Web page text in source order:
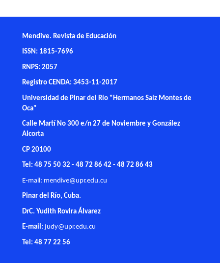
Mendive. Revista de Educación
ISSN: 1815-7696
RNPS: 2057
Registro CENDA: 3453-11-2017
Universidad de Pinar del Río "Hermanos Saíz Montes de
Oca"
Calle Martí No 300 e/n 27 de Noviembre y González
Alcorta
CP 20100
Tel: 48 75 50 32 - 48 72 86 42 - 48 72 86 43
E-mail: mendive@upr.edu.cu
Pinar del Río, Cuba.
DrC. Yudith Rovira Álvarez
E-mail: judy@upr.edu.cu
Tel: 48 77 22 56